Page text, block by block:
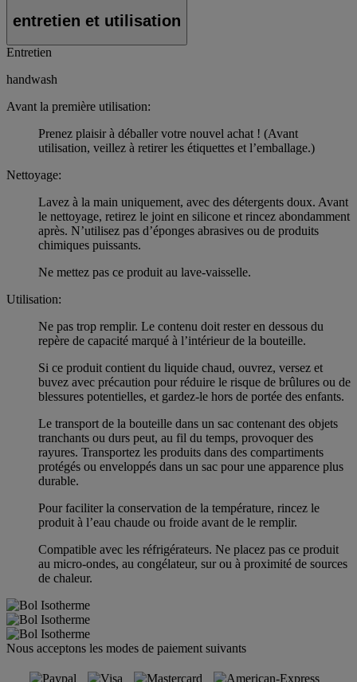
entretien et utilisation
Entretien
handwash
Avant la première utilisation:
Prenez plaisir à déballer votre nouvel achat ! (Avant
utilisation, veillez à retirer les étiquettes et l’emballage.)
Nettoyage:
Lavez à la main uniquement, avec des détergents doux. Avant
le nettoyage, retirez le joint en silicone et rincez abondamment
après. N’utilisez pas d’éponges abrasives ou de produits
chimiques puissants.
Ne mettez pas ce produit au lave-vaisselle.
Utilisation:
Ne pas trop remplir. Le contenu doit rester en dessous du
repère de capacité marqué à l’intérieur de la bouteille.
Si ce produit contient du liquide chaud, ouvrez, versez et
buvez avec précaution pour réduire le risque de brûlures ou de
blessures potentielles, et gardez-le hors de portée des enfants.
Le transport de la bouteille dans un sac contenant des objets
tranchants ou durs peut, au fil du temps, provoquer des
rayures. Transportez les produits dans des compartiments
protégés ou enveloppés dans un sac pour une apparence plus
durable.
Pour faciliter la conservation de la température, rincez le
produit à l’eau chaude ou froide avant de le remplir.
Compatible avec les réfrigérateurs. Ne placez pas ce produit
au micro-ondes, au congélateur, sur ou à proximité de sources
de chaleur.
Nous acceptons les modes de paiement suivants